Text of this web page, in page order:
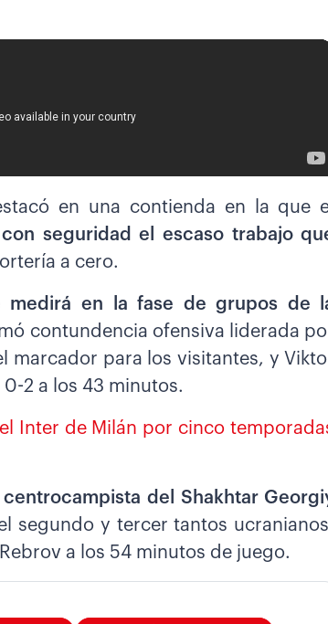
en una contienda en la que
seguridad el escaso trabajo
a cero.
medirá en la fase de grupos de
contundencia ofensiva liderada
marcador para los visitantes, y
2 a los 43 minutos.
Inter de Milán por cinco
del Shakhtar
segundo y tercer tantos
a los 54 minutos de juego.